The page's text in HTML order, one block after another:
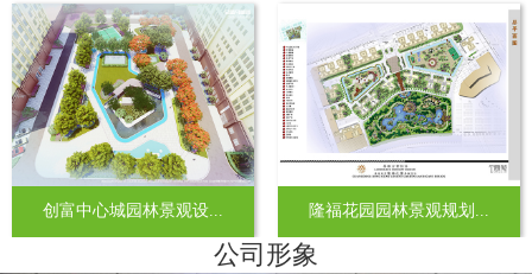
创富中心城园林景观设... 隆福花园园林景观规划...
公司形象